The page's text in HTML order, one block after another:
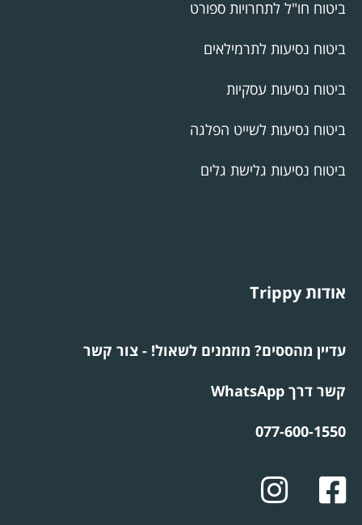
ביטוח חו"ל לתחרויות ספורט
ביטוח נסיעות לתרמילאים
ביטוח נסיעות עסקיות
ביטוח נסיעות לשייט הפלגה
ביטוח נסיעות גלישת גלים
אודות Trippy
עדיין מהססים? מוזמנים לשאול! - צור קשר
קשר דרך WhatsApp
077-600-1550